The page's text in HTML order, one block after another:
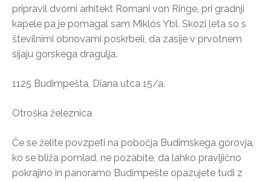
pripravil dvorni arhitekt Romani von Ringe, pri gradnji
kapele pa je pomagal sam Miklós Ybl. Skozi leta so s
številnimi obnovami poskrbeli, da zasije v prvotnem
sijaju gorskega dragulja.
1125 Budimpešta, Diana utca 15/a.
Otroška železnica
Če se želite povzpeti na pobočja Budimskega gorovja,
ko se bliža pomlad, ne pozabite, da lahko pravljično
pokrajino in panoramo Budimpešte opazujete tudi z